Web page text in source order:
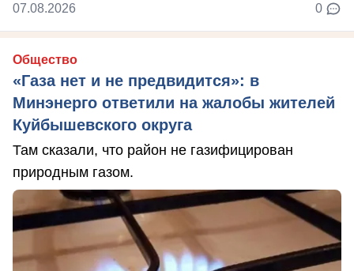
07.08.2026 0
Общество
«Газа нет и не предвидится»: в
Минэнерго ответили на жалобы жителей
Куйбышевского округа
Там сказали, что район не газифицирован
природным газом.